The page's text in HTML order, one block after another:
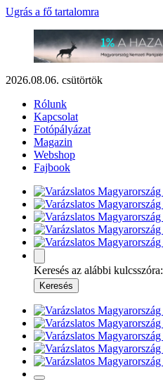
Ugrás a fő tartalomra
2026.08.06. csütörtök
Rólunk
Kapcsolat
Fotópályázat
Magazin
Webshop
Fajbook
Keresés az alábbi kulcsszóra: